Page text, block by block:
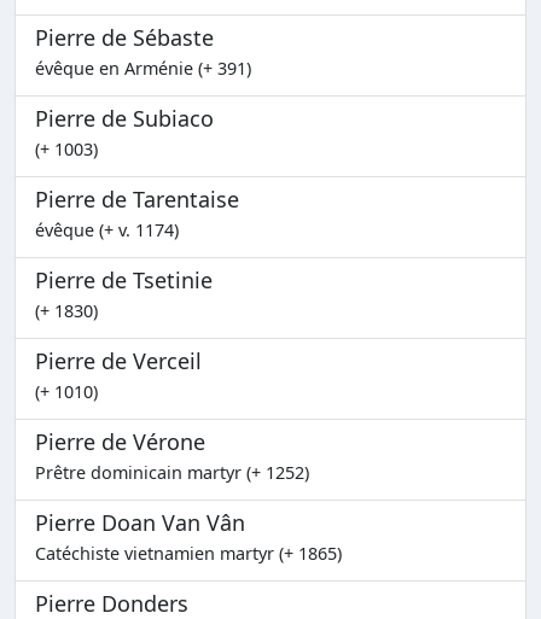
Pierre de Sébaste
évêque en Arménie (+ 391)
Pierre de Subiaco
(+ 1003)
Pierre de Tarentaise
évêque (+ v. 1174)
Pierre de Tsetinie
(+ 1830)
Pierre de Verceil
(+ 1010)
Pierre de Vérone
Prêtre dominicain martyr (+ 1252)
Pierre Doan Van Vân
Catéchiste vietnamien martyr (+ 1865)
Pierre Donders